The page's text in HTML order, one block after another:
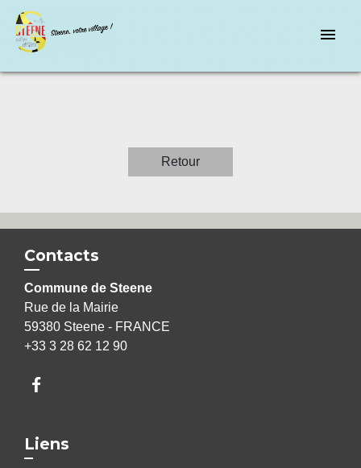
menu
Retour
Contacts
Commune de Steene
Rue de la Mairie
59380 Steene - FRANCE
+33 3 28 62 12 90
Liens